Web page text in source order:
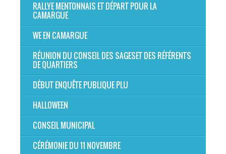
RALLYE MENTONNAIS ET DÉPART POUR LA
CAMARGUE
WE EN CAMARGUE
RÉUNION DU CONSEIL DES SAGESET DES RÉFÉRENTS
DE QUARTIERS
DÉBUT ENQUÊTE PUBLIQUE PLU
HALLOWEEN
CONSEIL MUNICIPAL
CÉRÉMONIE DU 11 NOVEMBRE